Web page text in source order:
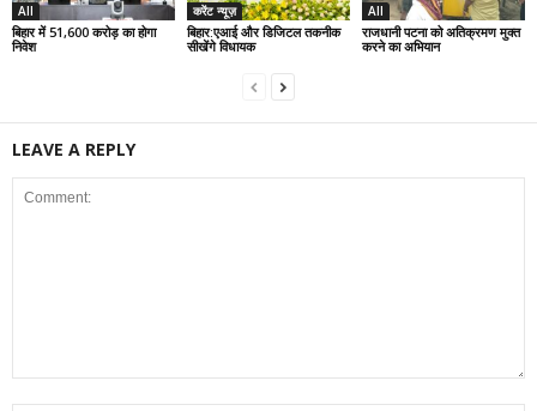
All
बिहार में 51,600 करोड़ का होगा
निवेश
करेंट न्यूज़
बिहार:एआई और डिजिटल तकनीक
सीखेंगे विधायक
All
राजधानी पटना को अतिक्रमण मुक्त
करने का अभियान
LEAVE A REPLY